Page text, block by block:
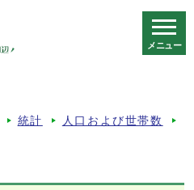
メニュー
統計 人口および世帯数